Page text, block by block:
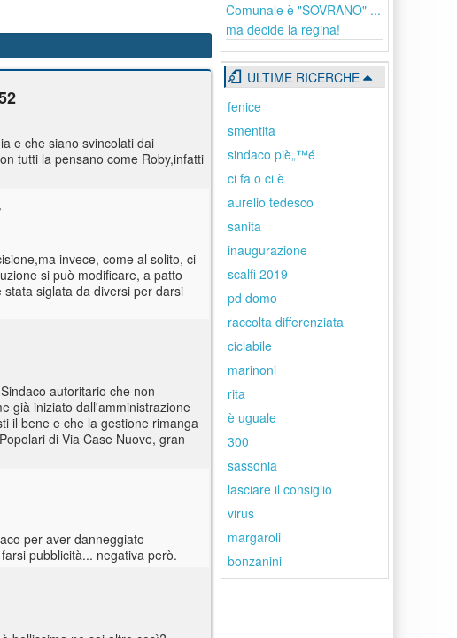
e che siano svincolati dai
tutti la pensano come Roby,infatti
invece, come al solito, ci
si può modificare, a patto
siglata da diversi per darsi
autoritario che non
già iniziato dall'amministrazione
il bene e che la gestione rimanga
di Via Case Nuove, gran
per aver danneggiato
pubblicità... negativa però.
Comunale è "SOVRANO" ...
ma decide la regina!
ULTIME RICERCHE
fenice
smentita
sindaco piè„™é
ci fa o ci è
aurelio tedesco
sanita
inaugurazione
scalfi 2019
pd domo
raccolta differenziata
ciclabile
marinoni
rita
è uguale
300
sassonia
lasciare il consiglio
virus
margaroli
bonzanini